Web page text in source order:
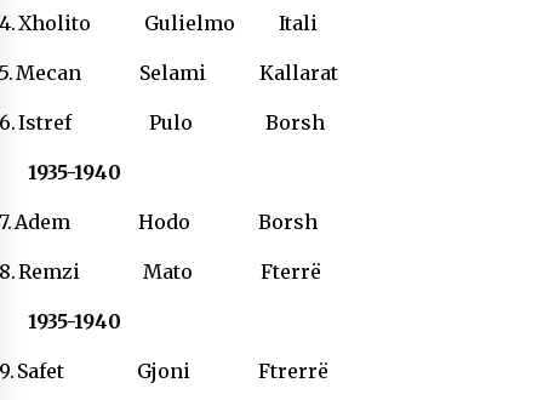
17/10/2025
Gazeta Kallarati nr. 115
14/10/2025
Faksimilet e një 83 vjetori lufte: Çfarë shkruan
Vexhi Buharaja për Heroin e Popullit, Mumin
04/10/2025
KALLARATI NË AKSIONET KOMBËTARE PËR
22/09/2025
– ËNGJËLL HASIMAJ – “KUJTIMET E MIA PËR
Xholito Gulielmo Itali
Mecan Selami Kallarat
Istref Pulo Borsh
1935-1940
Adem Hodo Borsh
Remzi Mato Fterrë
1935-1940
Safet Gjoni Ftrerrë